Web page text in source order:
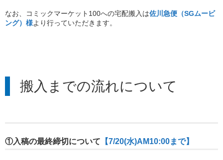
なお、コミックマーケット100への宅配搬入は佐川急便（SGムービ
ング）様より行っていただきます。
搬入までの流れについて
①入稿の最終締切について 【7/20(水)AM10:00まで】